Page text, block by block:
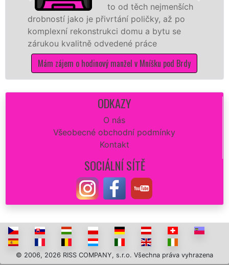
to od těch nejmenších
jako je přivrtání poličky, až po
rekonstrukci domu a bytu se
kvalitně odvedené práce
zájem o hodinový manžel v Mníšku pod Brdy
opravu
ODKAZY
O nás
Všeobecné obchodní podmínky
Kontakt
SOCIÁLNÍ SÍTĚ